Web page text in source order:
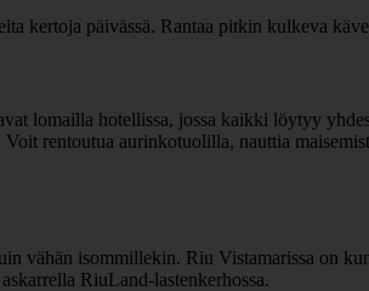
kertoja päivässä. Rantaa pitkin kulkeva
lomailla hotellissa, jossa kaikki löytyy
rentoutua aurinkotuolilla, nauttia
vähän isommillekin. Riu Vistamarissa on
RiuLand-lastenkerhossa.